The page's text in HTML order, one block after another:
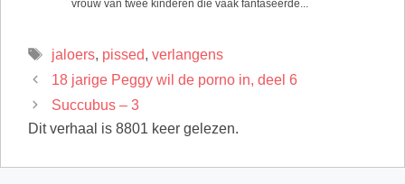
vrouw van twee kinderen die vaak fantaseerde...
Tags
jaloers, pissed, verlangens
18 jarige Peggy wil de porno in, deel 6
Succubus – 3
Dit verhaal is 8801 keer gelezen.